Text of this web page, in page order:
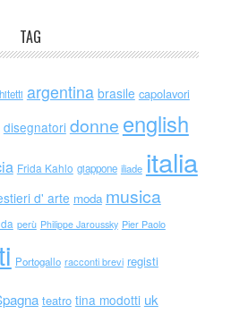
TAG
argentina brasile capolavori
disegnatori donne english
Frida Kahlo giappone iliade italia
d' arte moda musica
perù Philippe Jaroussky Pier Paolo
Portogallo racconti brevi registi
teatro tina modotti uk